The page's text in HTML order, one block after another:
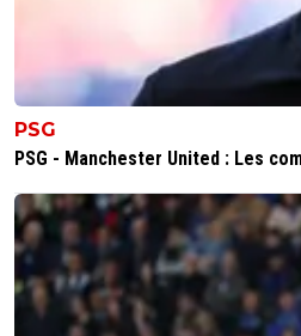
PSG
PSG - Manchester United : Les